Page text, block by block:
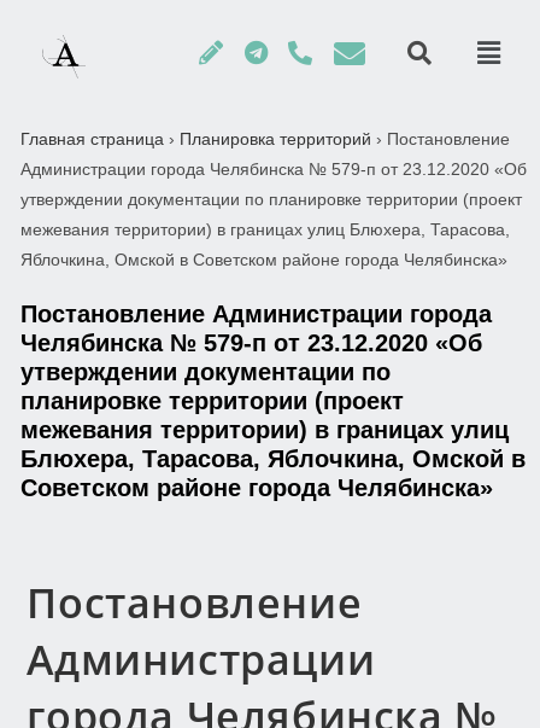
Главная страница › Планировка территорий › Постановление
Администрации города Челябинска № 579-п от 23.12.2020 «Об
утверждении документации по планировке территории (проект
межевания территории) в границах улиц Блюхера, Тарасова,
Яблочкина, Омской в Советском районе города Челябинска»
Постановление Администрации города
Челябинска № 579-п от 23.12.2020 «Об
утверждении документации по
планировке территории (проект
межевания территории) в границах улиц
Блюхера, Тарасова, Яблочкина, Омской в
Советском районе города Челябинска»
Постановление
Администрации
города Челябинска №